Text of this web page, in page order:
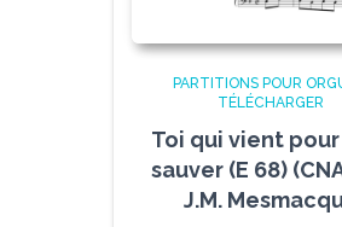
PARTITIONS POUR
TÉLÉCHARGER
Toi qui vient
sauver (E 68)
J.M.